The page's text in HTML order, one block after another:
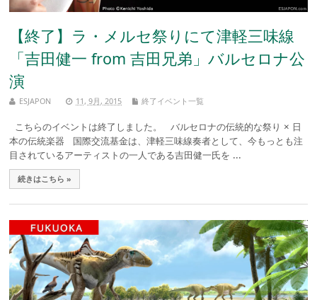
【終了】ラ・メルセ祭りにて津軽三味線
「吉田健一 from 吉田兄弟」バルセロナ公
演
ESJAPON 11, 9月, 2015 終了イベント一覧
こちらのイベントは終了しました。 バルセロナの伝統的な祭り × 日
本の伝統楽器 国際交流基金は、津軽三味線奏者として、今もっとも注
目されているアーティストの一人である吉田健一氏を ...
続きはこちら »